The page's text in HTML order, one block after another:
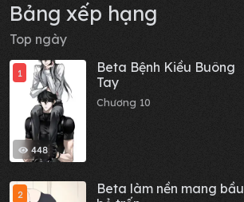
Bảng xếp hạng
Top ngày
448
1
Beta Bệnh Kiều Buông
Tay
Chương 10
2
Beta làm nền mang bầu